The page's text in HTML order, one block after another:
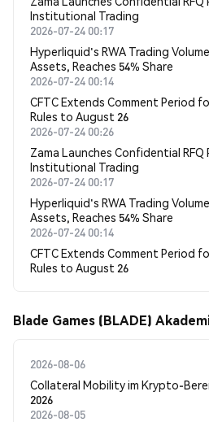
Institutional Trading
2026-07-24 00:17
Hyperliquid's RWA Trading
Assets, Reaches 54% Share
2026-07-24 00:14
CFTC Extends Comment Period
Rules to August 26
2026-07-24 00:26
Zama Launches Confidential
Institutional Trading
2026-07-24 00:17
Hyperliquid's RWA Trading
Assets, Reaches 54% Share
2026-07-24 00:14
CFTC Extends Comment Period
Rules to August 26
Blade Games (BLADE)
2026-08-06
Collateral Mobility im Krypto-
2026
2026-08-05